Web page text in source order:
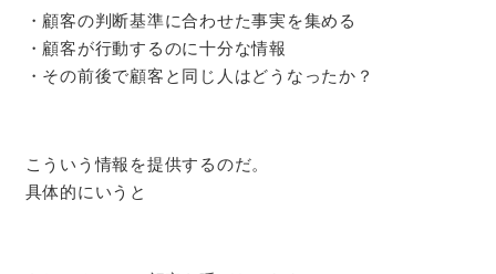
・顧客の判断基準に合わせた事実を集める
・顧客が行動するのに十分な情報
・その前後で顧客と同じ人はどうなったか？
こういう情報を提供するのだ。
具体的にいうと